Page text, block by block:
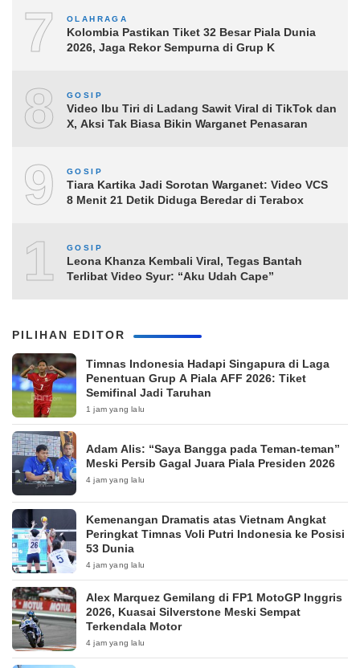
7 OLAHRAGA
Kolombia Pastikan Tiket 32 Besar Piala Dunia
2026, Jaga Rekor Sempurna di Grup K
8 GOSIP
Video Ibu Tiri di Ladang Sawit Viral di TikTok dan
X, Aksi Tak Biasa Bikin Warganet Penasaran
9 GOSIP
Tiara Kartika Jadi Sorotan Warganet: Video VCS
8 Menit 21 Detik Diduga Beredar di Terabox
10
GOSIP
Leona Khanza Kembali Viral, Tegas Bantah
Terlibat Video Syur: “Aku Udah Cape”
PILIHAN EDITOR
Timnas Indonesia Hadapi Singapura di Laga
Penentuan Grup A Piala AFF 2026: Tiket
Semifinal Jadi Taruhan
1 jam yang lalu
Adam Alis: “Saya Bangga pada Teman-teman”
Meski Persib Gagal Juara Piala Presiden 2026
4 jam yang lalu
Kemenangan Dramatis atas Vietnam Angkat
Peringkat Timnas Voli Putri Indonesia ke Posisi
53 Dunia
4 jam yang lalu
Alex Marquez Gemilang di FP1 MotoGP Inggris
2026, Kuasai Silverstone Meski Sempat
Terkendala Motor
4 jam yang lalu